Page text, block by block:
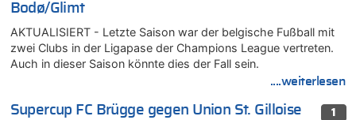
Bodø/Glimt
AKTUALISIERT - Letzte Saison war der belgische Fußball mit
zwei Clubs in der Ligapase der Champions League vertreten.
Auch in dieser Saison könnte dies der Fall sein.
....weiterlesen
1
Supercup FC Brügge gegen Union St. Gilloise